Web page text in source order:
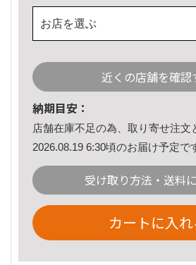
お店を選ぶ
近くの店舗を確認
納期目安：
店舗在庫不足の為、取り寄せ注文
2026.08.19 6:30頃のお届け予定で
受け取り方法・送料
カートに入れ